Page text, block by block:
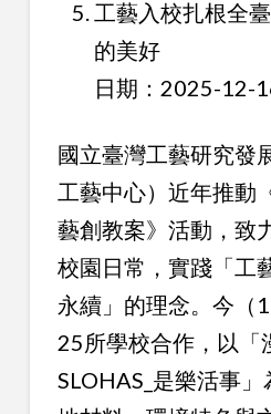
工藝入校扎根全
的美好
日期：2025-12-
國立臺灣工藝研究發
工藝中心）近年推動
藝創教案》活動，致
校園日常，實踐「工
永續」的理念。今（
25所學校合作，以「
SLOHAS_是樂活事